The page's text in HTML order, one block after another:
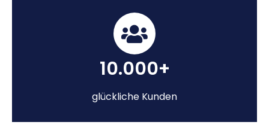
10.000+
glückliche Kunden